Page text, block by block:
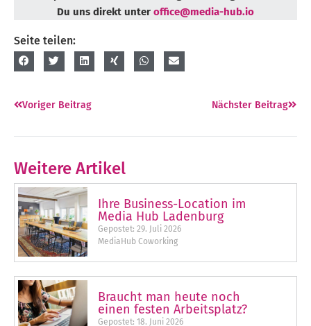
Du uns direkt unter office@media-hub.io
Seite teilen:
Voriger Beitrag Nächster Beitrag
Weitere Artikel
Ihre Business-Location im
Media Hub Ladenburg
Gepostet: 29. Juli 2026
MediaHub Coworking
Braucht man heute noch
einen festen Arbeitsplatz?
Gepostet: 18. Juni 2026